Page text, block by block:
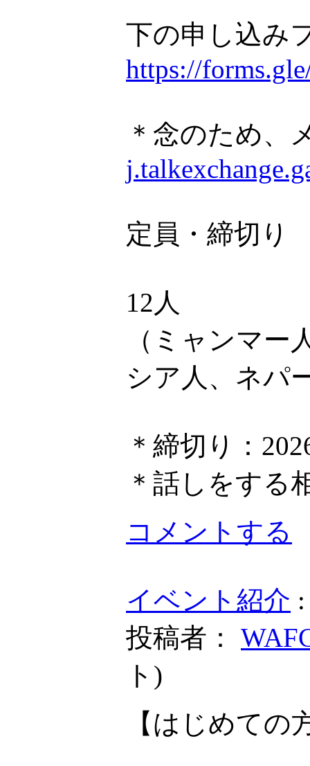
下の申し込み
https://
＊念のため、
定員・締切り
12人
（ミャンマ
シア人、ネパ
＊締切り：
＊話しをする
コメントする
イベント紹介
投稿者：
ト )
【はじめての